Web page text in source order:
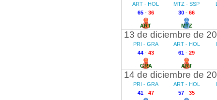
ART - HOL
65- 36
ART
MTZ - SSP
30 - 66
MTZ
13 de diciembre de
PRI - GRA
44- 43
GRA
ART - HOL
61 - 29
ART
14 de diciembre de
PRI - GRA
41- 47
ART - HOL
57 - 35